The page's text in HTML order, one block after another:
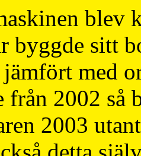
blev
byggde sitt
med
från 2002 så
2003